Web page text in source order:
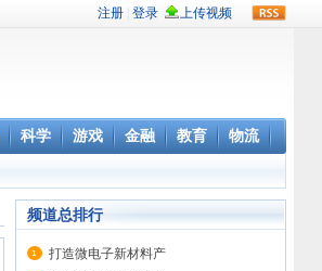
科学 游戏 金融 教育 物流
频道总排行
打造微电子新材料产